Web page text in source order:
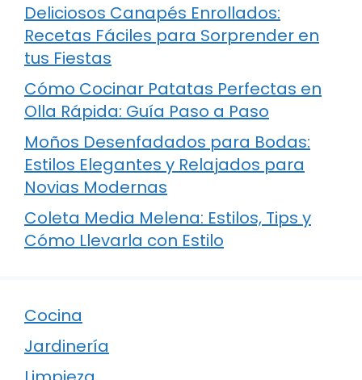
Deliciosos Canapés Enrollados:
Recetas Fáciles para Sorprender en
tus Fiestas
Cómo Cocinar Patatas Perfectas en
Olla Rápida: Guía Paso a Paso
Moños Desenfadados para Bodas:
Estilos Elegantes y Relajados para
Novias Modernas
Coleta Media Melena: Estilos, Tips y
Cómo Llevarla con Estilo
Cocina
Jardinería